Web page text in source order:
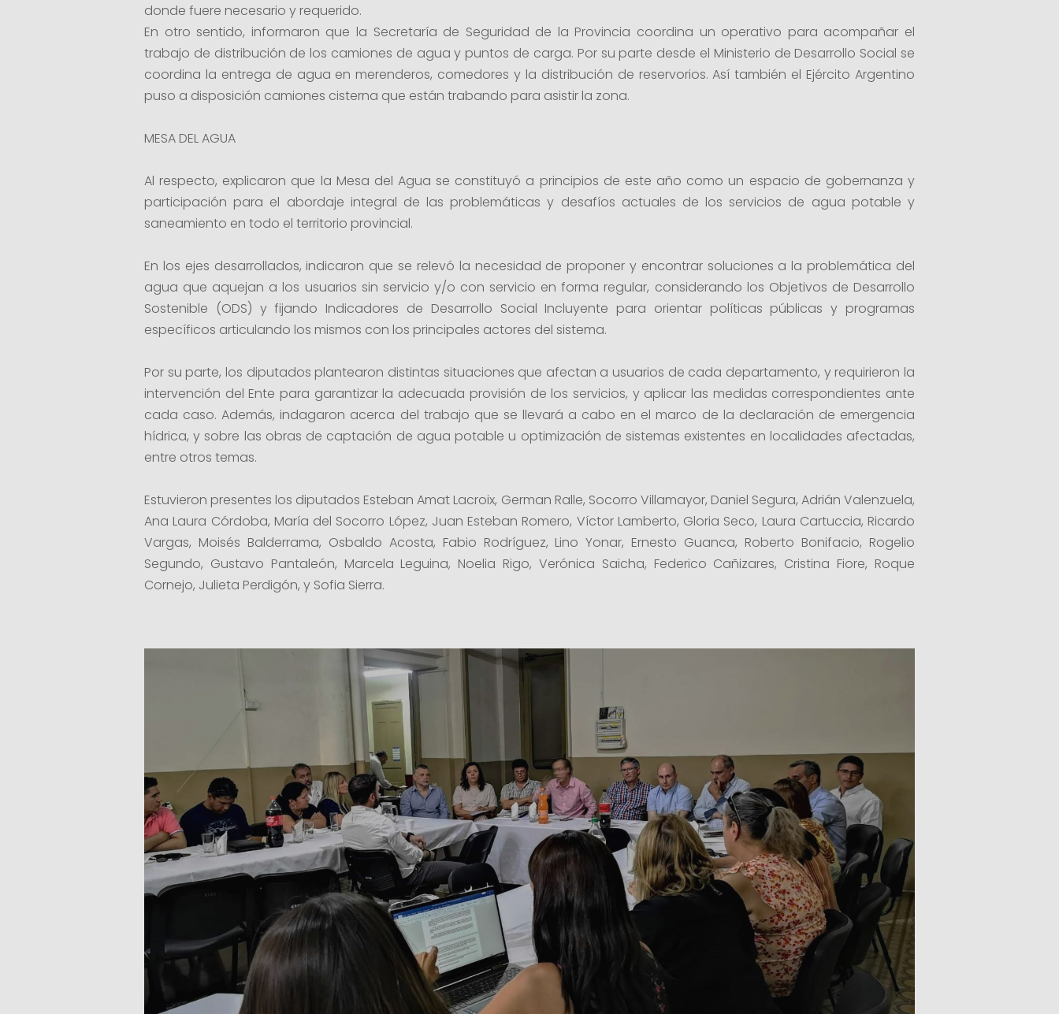
donde fuere necesario y requerido.
En otro sentido, informaron que la Secretaría de Seguridad de la Provincia coordina un operativo para acompañar el
trabajo de distribución de los camiones de agua y puntos de carga. Por su parte desde el Ministerio de Desarrollo Social se
coordina la entrega de agua en merenderos, comedores y la distribución de reservorios. Así también el Ejército Argentino
puso a disposición camiones cisterna que están trabando para asistir la zona.
MESA DEL AGUA
Al respecto, explicaron que la Mesa del Agua se constituyó a principios de este año como un espacio de gobernanza y
participación para el abordaje integral de las problemáticas y desafíos actuales de los servicios de agua potable y
saneamiento en todo el territorio provincial.
En los ejes desarrollados, indicaron que se relevó la necesidad de proponer y encontrar soluciones a la problemática del
agua que aquejan a los usuarios sin servicio y/o con servicio en forma regular, considerando los Objetivos de Desarrollo
Sostenible (ODS) y fijando Indicadores de Desarrollo Social Incluyente para orientar políticas públicas y programas
específicos articulando los mismos con los principales actores del sistema.
Por su parte, los diputados plantearon distintas situaciones que afectan a usuarios de cada departamento, y requirieron la
intervención del Ente para garantizar la adecuada provisión de los servicios, y aplicar las medidas correspondientes ante
cada caso. Además, indagaron acerca del trabajo que se llevará a cabo en el marco de la declaración de emergencia
hídrica, y sobre las obras de captación de agua potable u optimización de sistemas existentes en localidades afectadas,
entre otros temas.
Estuvieron presentes los diputados Esteban Amat Lacroix, German Ralle, Socorro Villamayor, Daniel Segura, Adrián Valenzuela,
Ana Laura Córdoba, María del Socorro López, Juan Esteban Romero, Víctor Lamberto, Gloria Seco, Laura Cartuccia, Ricardo
Vargas, Moisés Balderrama, Osbaldo Acosta, Fabio Rodríguez, Lino Yonar, Ernesto Guanca, Roberto Bonifacio, Rogelio
Segundo, Gustavo Pantaleón, Marcela Leguina, Noelia Rigo, Verónica Saicha, Federico Cañizares, Cristina Fiore, Roque
Cornejo, Julieta Perdigón, y Sofia Sierra.